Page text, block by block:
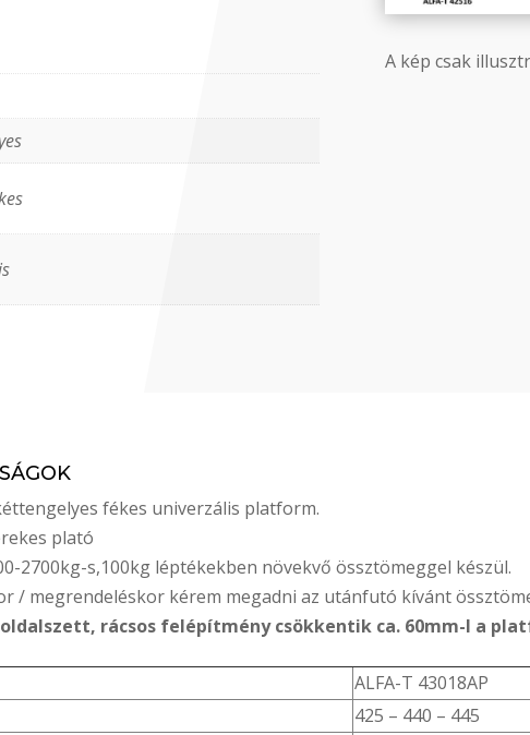
A kép csak
fékes univerzális platform.
plató
2700kg-s,100kg léptékekben növekvő össztömeggel készül.
/ megrendeléskor kérem megadni az utánfutó kívánt
oldalszett, rácsos felépítmény csökkentik ca. 60mm-l a
ALFA-T 43018AP
425 – 440 – 445